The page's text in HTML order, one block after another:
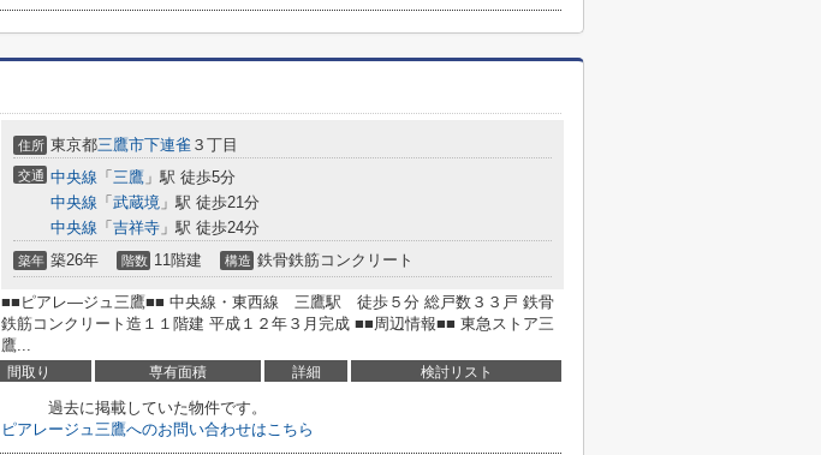
住所 東京都三鷹市下連雀 ３丁目
交通 中央線 「 三鷹 」駅 徒歩5分
中央線 「 武蔵境 」駅 徒歩21分
中央線 「 吉祥寺 」駅 徒歩24分
築年 築26年 階数 11階建 構造 鉄骨鉄筋コンクリート
■■ピアレ―ジュ三鷹■■ 中央線・東西線 三鷹駅 徒歩５分 総戸数３３戸 鉄骨
鉄筋コンクリート造１１階建 平成１２年３月完成 ■■周辺情報■■ 東急ストア三
鷹...
間取り 専有面積 詳細 検討リスト
過去に掲載していた物件です。
ピアレージュ三鷹へのお問い合わせはこちら